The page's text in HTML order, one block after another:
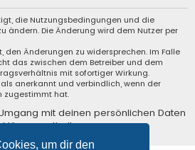
um dir den
die Nutzungsbedingungen und die
ändern. Die Änderung wird dem Nutzer per
den Änderungen zu widersprechen. Im Falle
das zwischen dem Betreiber und dem
mit sofortiger Wirkung.
anerkannt und verbindlich, wenn der
zugestimmt hat.
mit deinen persönlichen Daten
enthalten.